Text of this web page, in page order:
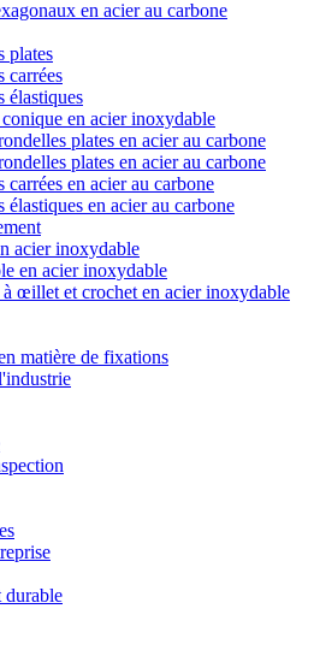
en acier au carbone
plates
carrées
élastiques
en acier inoxydable
plates en acier au carbone
plates en acier au carbone
carrées en acier au carbone
élastiques en acier au carbone
acier inoxydable
en acier inoxydable
à œillet et crochet en acier inoxydable
matière de fixations
durable